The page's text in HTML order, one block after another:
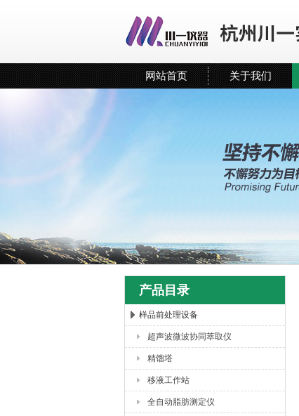
杭州川一实验仪器有限公司
网站首页 关于我们
产品目录
样品前处理设备
超声波微波协同萃取仪
精馏塔
移液工作站
全自动脂肪测定仪